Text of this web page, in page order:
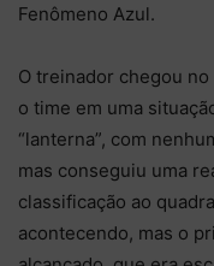
Fenômeno Azul.
O treinador chegou
o time em uma
“lanterna”, com
mas conseguiu uma
classificação ao
acontecendo, mas o